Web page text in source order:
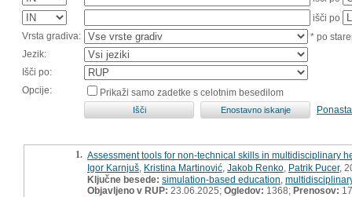
išči po
Vrsta gradiva:
* po
Jezik:
Išči po:
Opcije:
Prikaži samo zadetke s celotnim besedilom
1. Assessment tools for non-technical skills in multidisciplinary
Igor Karnjuš Kristina Martinović Jakob Renko Patrik Pucer,
Ključne besede: simulation-based education
Objavljeno v RUP: 23.06.2025; Ogledov: 1368; Prenosov: 17